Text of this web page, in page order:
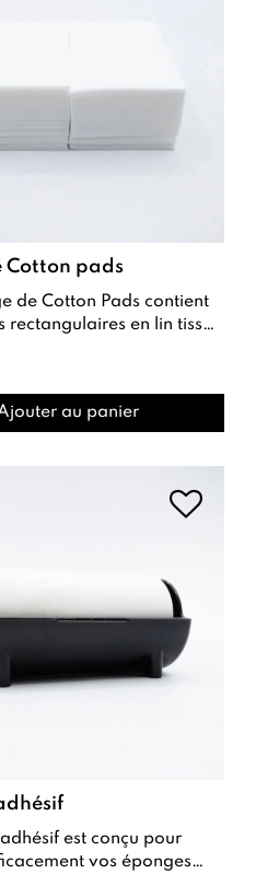
Cotton pads
en lin tissé
au panier
vos éponges